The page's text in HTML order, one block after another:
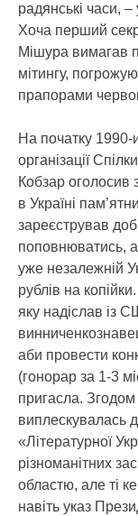
радянські часи, –
Хоча перший
Мішура вимагав
мітингу,
прапорами
На початку 1990-
організації
Кобзар оголосив
в Україні
зареєстрував
поповнюватись,
уже незалежній
рублів на
яку надіслав із
аби провести
(гонорар за 1-3
пригасла.
виплескувалась
«Літературної
різноманітних
областю, але ті
навіть указ